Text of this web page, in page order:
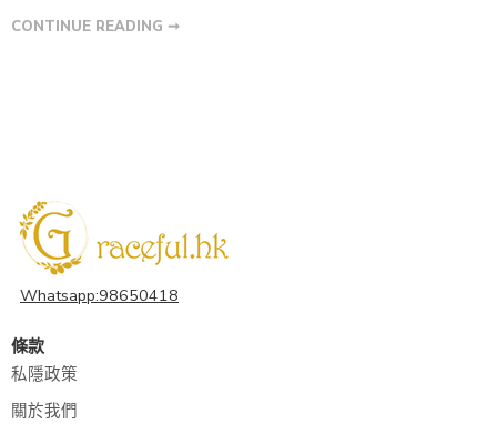
CONTINUE READING ➞
Whatsapp:98650418
條款
私隱政策
關於我們